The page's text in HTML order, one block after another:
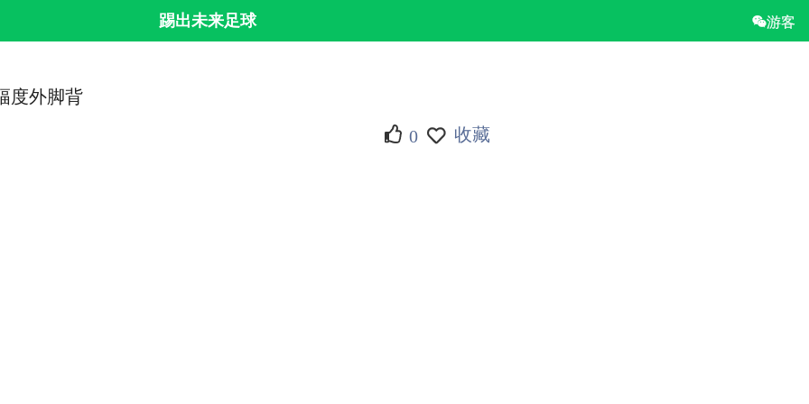
踢出未来足球 游客
度外脚背
0 收藏